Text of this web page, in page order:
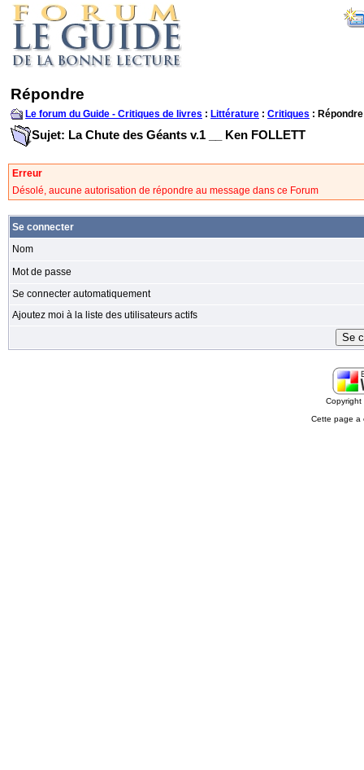
Répondre
Le forum du Guide - Critiques de livres : Littérature : Critiques : Répondre
Sujet: La Chute des Géants v.1 __ Ken FOLLETT
Erreur
Désolé, aucune autorisation de répondre au message dans ce Forum
Se connecter
Nom
Mot de passe
Se connecter automatiquement
Ajoutez moi à la liste des utilisateurs actifs
Cette page a